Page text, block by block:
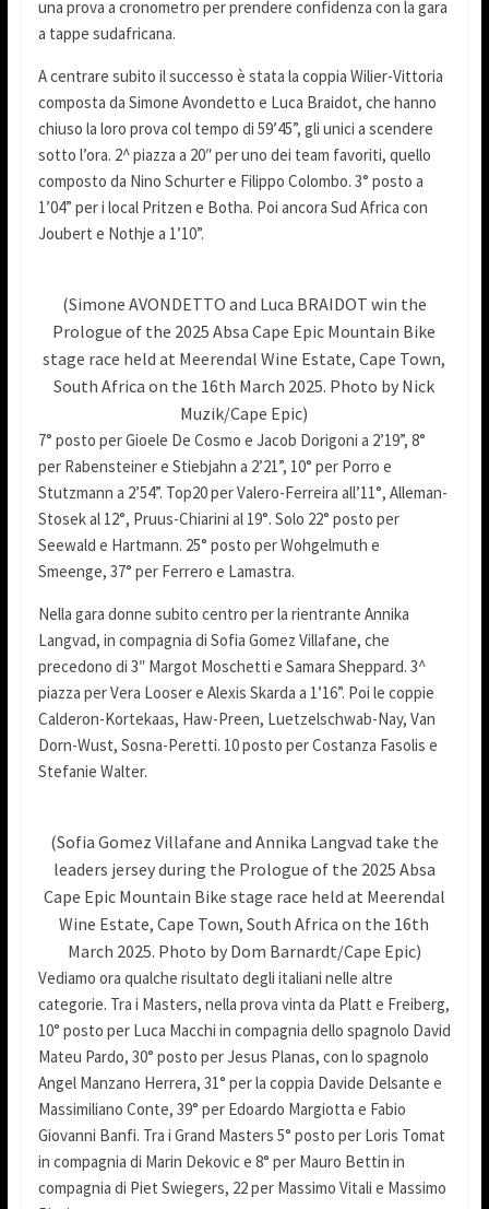
una prova a cronometro per prendere confidenza con la gara
a tappe sudafricana.
A centrare subito il successo è stata la coppia Wilier-Vittoria
composta da Simone Avondetto e Luca Braidot, che hanno
chiuso la loro prova col tempo di 59’45”, gli unici a scendere
sotto l’ora. 2^ piazza a 20″ per uno dei team favoriti, quello
composto da Nino Schurter e Filippo Colombo. 3° posto a
1’04” per i local Pritzen e Botha. Poi ancora Sud Africa con
Joubert e Nothje a 1’10”.
(Simone AVONDETTO and Luca BRAIDOT win the
Prologue of the 2025 Absa Cape Epic Mountain Bike
stage race held at Meerendal Wine Estate, Cape Town,
South Africa on the 16th March 2025. Photo by Nick
Muzik/Cape Epic)
7° posto per Gioele De Cosmo e Jacob Dorigoni a 2’19”, 8°
per Rabensteiner e Stiebjahn a 2’21”, 10° per Porro e
Stutzmann a 2’54”. Top20 per Valero-Ferreira all’11°, Alleman-
Stosek al 12°, Pruus-Chiarini al 19°. Solo 22° posto per
Seewald e Hartmann. 25° posto per Wohgelmuth e
Smeenge, 37° per Ferrero e Lamastra.
Nella gara donne subito centro per la rientrante Annika
Langvad, in compagnia di Sofia Gomez Villafane, che
precedono di 3″ Margot Moschetti e Samara Sheppard. 3^
piazza per Vera Looser e Alexis Skarda a 1’16”. Poi le coppie
Calderon-Kortekaas, Haw-Preen, Luetzelschwab-Nay, Van
Dorn-Wust, Sosna-Peretti. 10 posto per Costanza Fasolis e
Stefanie Walter.
(Sofia Gomez Villafane and Annika Langvad take the
leaders jersey during the Prologue of the 2025 Absa
Cape Epic Mountain Bike stage race held at Meerendal
Wine Estate, Cape Town, South Africa on the 16th
March 2025. Photo by Dom Barnardt/Cape Epic)
Vediamo ora qualche risultato degli italiani nelle altre
categorie. Tra i Masters, nella prova vinta da Platt e Freiberg,
10° posto per Luca Macchi in compagnia dello spagnolo David
Mateu Pardo, 30° posto per Jesus Planas, con lo spagnolo
Angel Manzano Herrera, 31° per la coppia Davide Delsante e
Massimiliano Conte, 39° per Edoardo Margiotta e Fabio
Giovanni Banfi. Tra i Grand Masters 5° posto per Loris Tomat
in compagnia di Marin Dekovic e 8° per Mauro Bettin in
compagnia di Piet Swiegers, 22 per Massimo Vitali e Massimo